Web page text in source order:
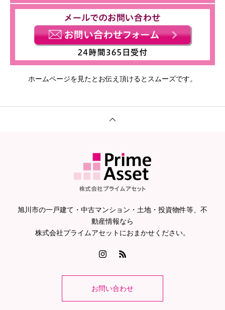
ホームページを見たとお伝え頂けるとスムーズです。
旭川市の一戸建て・中古マンション・土地・投資物件等、不
動産情報なら
株式会社プライムアセットにおまかせください。
お問い合わせ